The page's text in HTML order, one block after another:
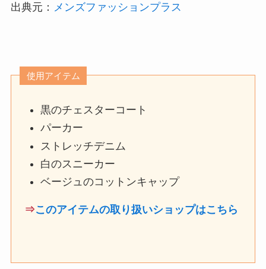
出典元： メンズファッションプラス
使用アイテム
黒のチェスターコート
パーカー
ストレッチデニム
白のスニーカー
ベージュのコットンキャップ
⇒このアイテムの取り扱いショップはこちら